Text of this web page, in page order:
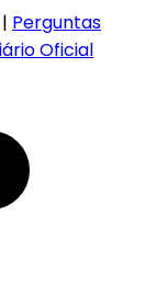
| Perguntas
Oficial